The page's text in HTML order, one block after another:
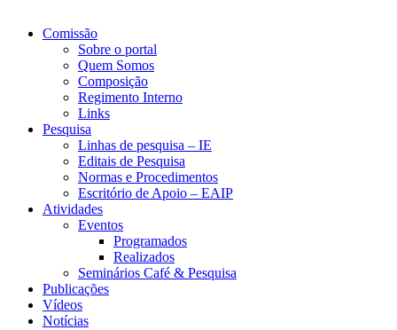
Comissão
Sobre o portal
Quem Somos
Composição
Regimento Interno
Links
Pesquisa
Linhas de pesquisa – IE
Editais de Pesquisa
Normas e Procedimentos
Escritório de Apoio – EAIP
Atividades
Eventos
Programados
Realizados
Seminários Café & Pesquisa
Publicações
Vídeos
Notícias